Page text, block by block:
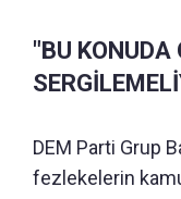
"BU KONUDA
DEM Parti Grup
fezlekelerin